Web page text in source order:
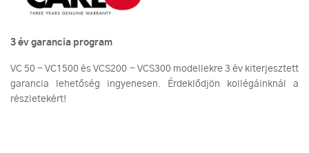
3 év garancia program
VC 50 - VC1500 és VCS200 - VCS300 modellekre 3 év kiterjesztett
garancia lehetőség ingyenesen. Érdeklődjön kollégáinknál a
részletekért!